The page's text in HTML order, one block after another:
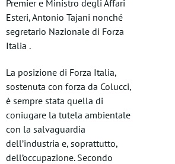
Premier e Ministro degli Affari
Esteri, Antonio Tajani nonché
segretario Nazionale di Forza
Italia .
La posizione di Forza Italia,
sostenuta con forza da Colucci,
è sempre stata quella di
coniugare la tutela ambientale
con la salvaguardia
dell’industria e, soprattutto,
dell’occupazione. Secondo